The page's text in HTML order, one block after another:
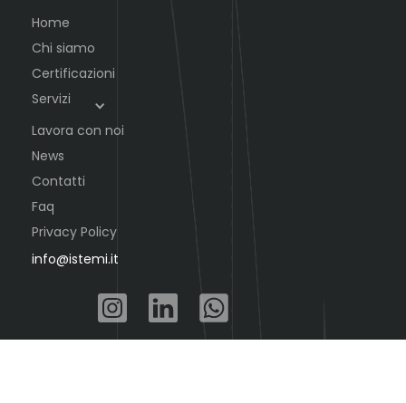
Home
Chi siamo
Certificazioni
Servizi
Lavora con noi
News
Contatti
Faq
Privacy Policy
info@istemi.it